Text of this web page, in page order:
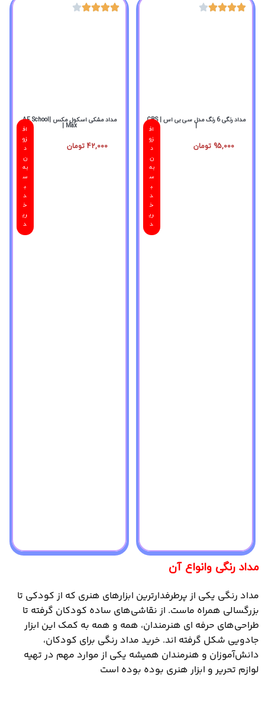
مداد رنگی 6 رنگ مدل سی بی اس | CBS
|
95,000 تومان
اف
زو
د
ن
به
س
ب
د
خ
ری
د
مداد مشکی اسکول مکس |AF School
Max |
42,000 تومان
اف
زو
د
ن
به
س
ب
د
خ
ری
د
مداد رنگی وانواع آن
مداد رنگی یکی از پرطرفدارترین ابزارهای هنری که از کودکی تا
بزرگسالی همراه ماست. از نقاشی‌های ساده کودکان گرفته تا
طراحی‌های حرفه ‌ای هنرمندان، همه و همه به کمک این ابزار
جادویی شکل گرفته اند. خرید مداد رنگی برای کودکان،
دانش‌آموزان و هنرمندان همیشه یکی از موارد مهم در تهیه
لوازم تحریر و ابزار هنری بوده بوده است